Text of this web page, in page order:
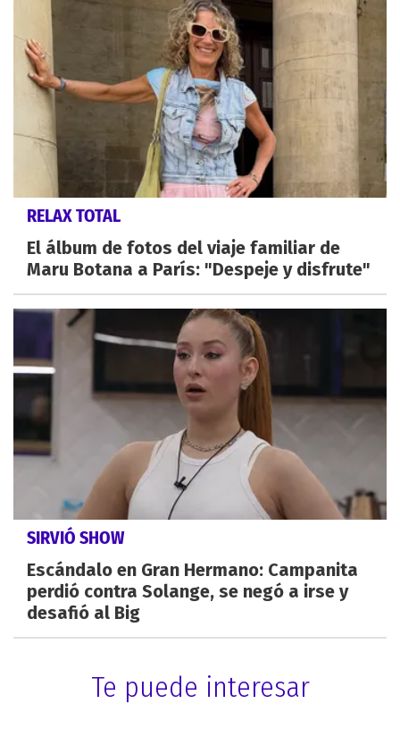
RELAX TOTAL
El álbum de fotos del viaje familiar de
Maru Botana a París: "Despeje y disfrute"
SIRVIÓ SHOW
Escándalo en Gran Hermano: Campanita
perdió contra Solange, se negó a irse y
desafió al Big
Te puede interesar